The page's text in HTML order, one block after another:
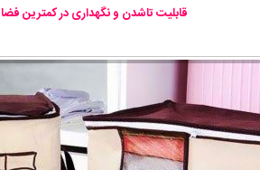
قابلیت تاشدن و نگهداری در کمترین فضا